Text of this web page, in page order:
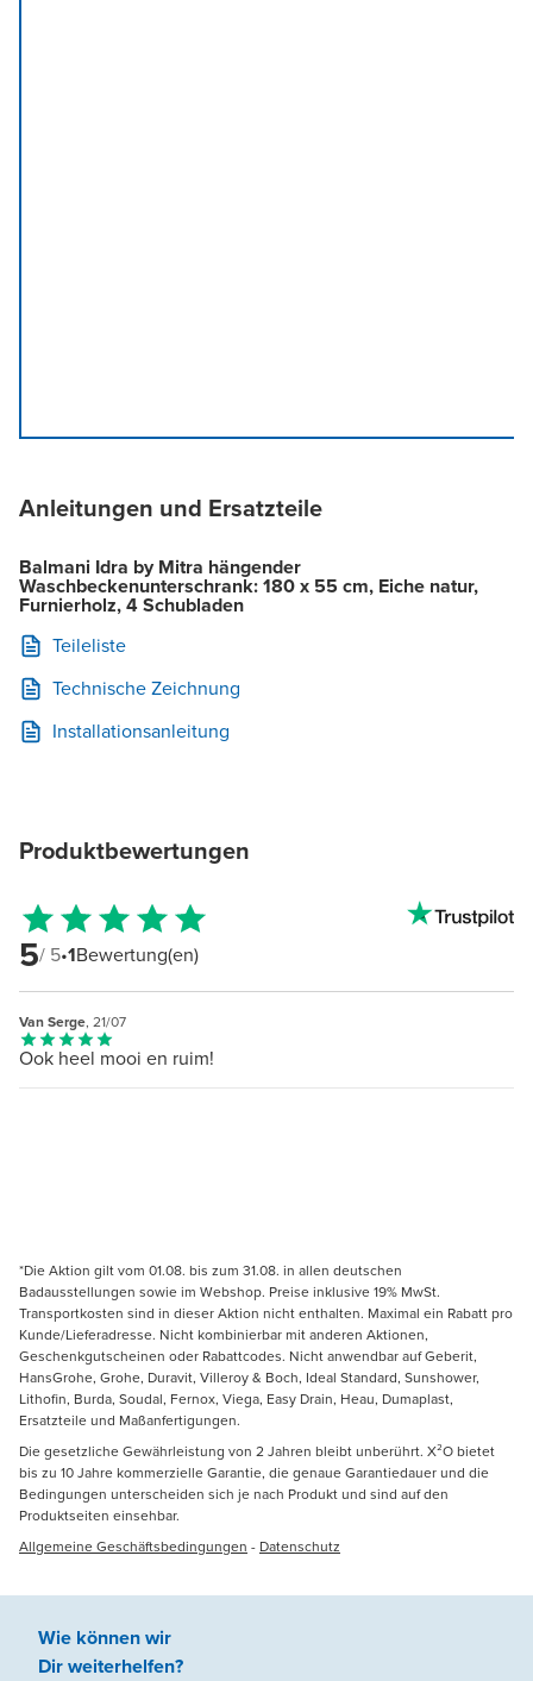
Anleitungen und Ersatzteile
Balmani Idra by Mitra hängender
Waschbeckenunterschrank: 180 x 55 cm, Eiche natur,
Furnierholz, 4 Schubladen
Teileliste
Technische Zeichnung
Installationsanleitung
Produktbewertungen
5/ 5•1Bewertung(en)
Van Serge, 21/07
Ook heel mooi en ruim!
*Die Aktion gilt vom 01.08. bis zum 31.08. in allen deutschen
Badausstellungen sowie im Webshop. Preise inklusive 19% MwSt.
Transportkosten sind in dieser Aktion nicht enthalten. Maximal ein Rabatt pro
Kunde/Lieferadresse. Nicht kombinierbar mit anderen Aktionen,
Geschenkgutscheinen oder Rabattcodes. Nicht anwendbar auf Geberit,
HansGrohe, Grohe, Duravit, Villeroy & Boch, Ideal Standard, Sunshower,
Lithofin, Burda, Soudal, Fernox, Viega, Easy Drain, Heau, Dumaplast,
Ersatzteile und Maßanfertigungen.
Die gesetzliche Gewährleistung von 2 Jahren bleibt unberührt. X²O bietet
bis zu 10 Jahre kommerzielle Garantie, die genaue Garantiedauer und die
Bedingungen unterscheiden sich je nach Produkt und sind auf den
Produktseiten einsehbar.
Allgemeine Geschäftsbedingungen - Datenschutz
Wie können wir
Dir weiterhelfen?